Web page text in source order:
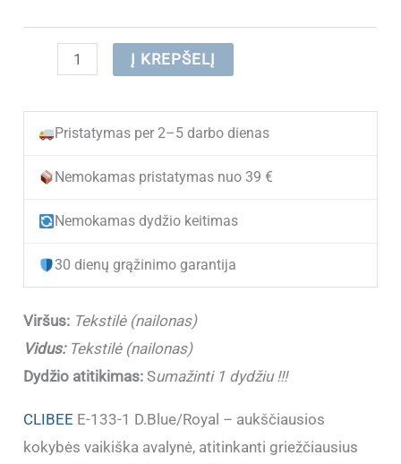
produkto
(IŠPARDUOTA)
Sportbačiai
berniukams
Į KREPŠELĮ
Pristatymas per 2–5 darbo dienas
Nemokamas pristatymas nuo 39 €
Nemokamas dydžio keitimas
30 dienų grąžinimo garantija
Viršus: Tekstilė (nailonas)
Vidus:Tekstilė (nailonas)
Dydžio atitikimas: Sumažinti 1 dydžiu !!!
CLIBEE E-133-1 D.Blue/Royal – aukščiausios
kokybės vaikiška avalynė, atitinkanti griežčiausius